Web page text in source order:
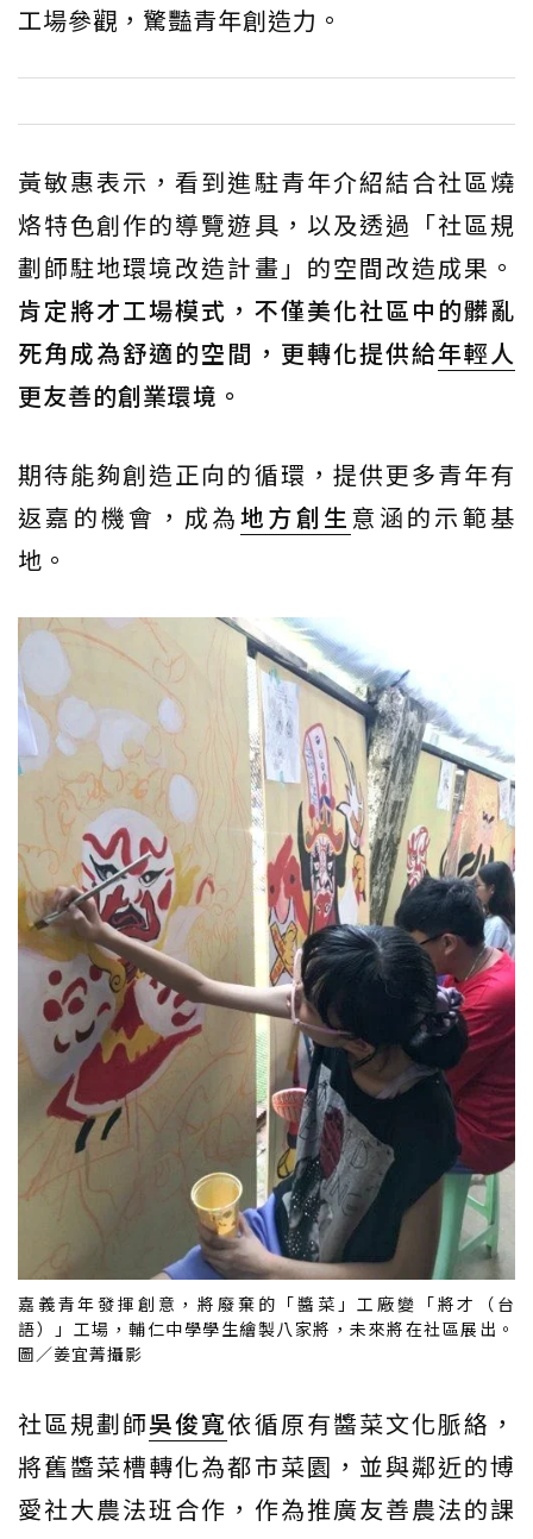
工場參觀，驚豔青年創造力。
黃敏惠表示，看到進駐青年介紹結合社區燒
烙特色創作的導覽遊具，以及透過「社區規
劃師駐地環境改造計畫」的空間改造成果。
肯定將才工場模式，不僅美化社區中的髒亂
死角成為舒適的空間，更轉化提供給年輕人
更友善的創業環境。
期待能夠創造正向的循環，提供更多青年有
返嘉的機會，成為地方創生意涵的示範基
地。
嘉義青年發揮創意，將廢棄的「醬菜」工廠變「將才（台
語）」工場，輔仁中學學生繪製八家將，未來將在社區展出。
圖／姜宜菁攝影
社區規劃師吳俊寬依循原有醬菜文化脈絡，
將舊醬菜槽轉化為都市菜園，並與鄰近的博
愛社大農法班合作，作為推廣友善農法的課